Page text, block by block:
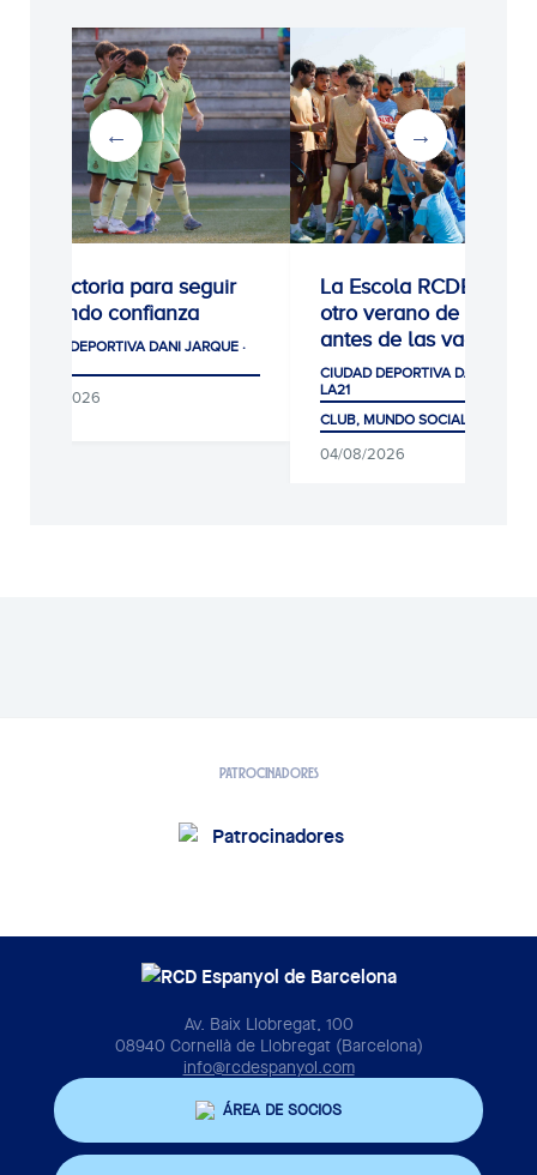
0-1: Victoria para seguir
cogiendo confianza
CIUDAD DEPORTIVA DANI JARQUE ·
05/08/2026
La Escola RCDE cierra
otro verano de récord
antes de las
CIUDAD DEPORTIVA DANI
LA21
CLUB, MUNDO SOCIAL Y
04/08/2026
PATROCINADORES
Av. Baix Llobregat, 100
08940 Cornellà de Llobregat (Barcelona)
info@rcdespanyol.com
ÁREA DE SOCIOS